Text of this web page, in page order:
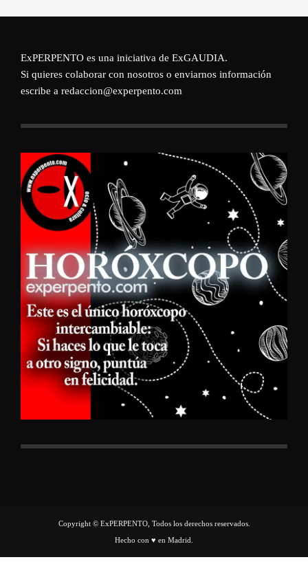
ExPERPENTO es una iniciativa de ExGAUDIA.
Si quieres colaborar con nosotros o enviarnos información
escribe a redaccion@experpento.com
Copyright © ExPERPENTO, Todos los derechos reservados.
Hecho con ♥ en Madrid.